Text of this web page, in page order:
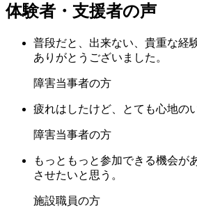
体験者・支援者の声
普段だと、出来ない、貴重な経
ありがとうございました。
障害当事者の方
疲れはしたけど、とても心地の
障害当事者の方
もっともっと参加できる機会が
させたいと思う。
施設職員の方